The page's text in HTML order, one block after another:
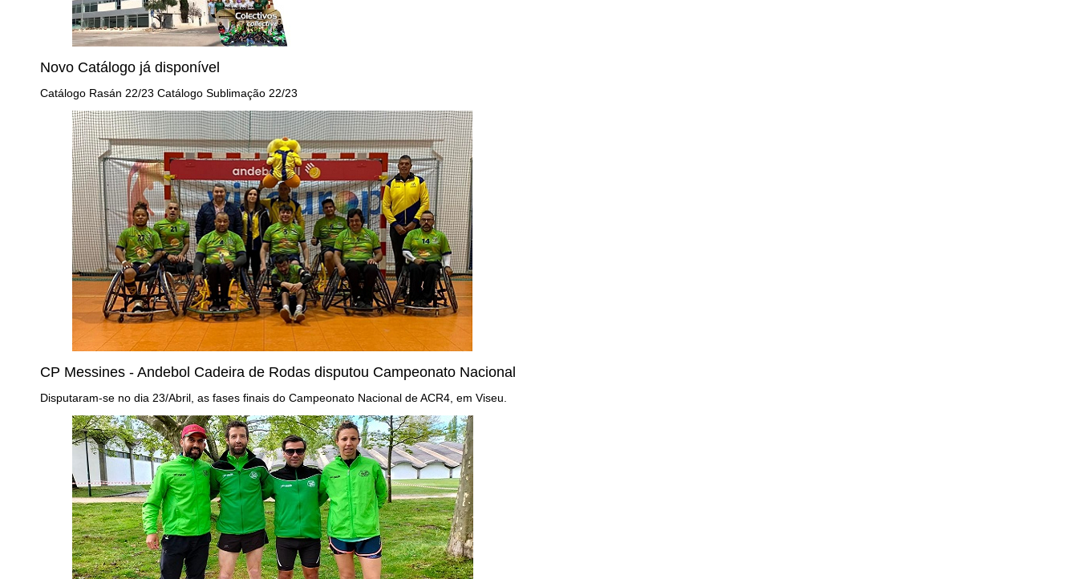
Novo Catálogo já disponível
Catálogo Rasán 22/23 Catálogo Sublimação 22/23
CP Messines - Andebol Cadeira de Rodas disputou Campeonato Nacional
Disputaram-se no dia 23/Abril, as fases finais do Campeonato Nacional de ACR4, em Viseu.